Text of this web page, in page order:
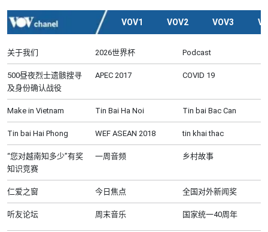
VOV1 VOV2 VOV3
关于我们 2026世界杯 Podcast
500昼夜烈士遗骸搜寻
及身份确认战役
APEC 2017 COVID 19
Make in Vietnam Tin Bai Ha Noi Tin bai Bac Can
Tin bai Hai Phong WEF ASEAN 2018 tin khai thac
“您对越南知多少”有奖
知识竞赛
一周音频 乡村故事
仁爱之窗 今日焦点 全国对外新闻奖
听友论坛 周末音乐 国家统一40周年